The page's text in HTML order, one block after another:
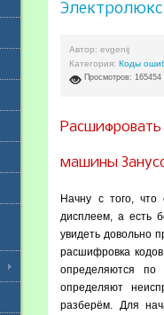
Электролюкс
Автор:evgenij
Категория:Коды
Просмотров: 165454
машины
Начну с того, что
дисплеем, а есть
увидеть довольно
расшифровка
определяются
определяют
разберём. Для